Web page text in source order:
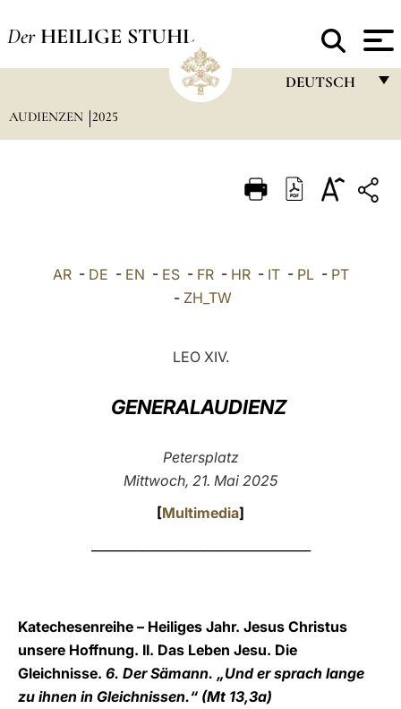
Der HEILIGE STUHL
DEUTSCH
ITALIANO
中文
AUDIENZEN 2025
AR- DE - EN - ES- FR- HR- IT- PL- PT
- ZH_TW
LEO XIV.
GENERALAUDIENZ
Petersplatz
Mittwoch, 21. Mai 2025
[Multimedia]
Katechesenreihe – Heiliges Jahr. Jesus Christus
unsere Hoffnung. II. Das Leben Jesu. Die
Gleichnisse. 6. Der Sämann. „Und er sprach lange
zu ihnen in Gleichnissen.“ (Mt 13,3a)